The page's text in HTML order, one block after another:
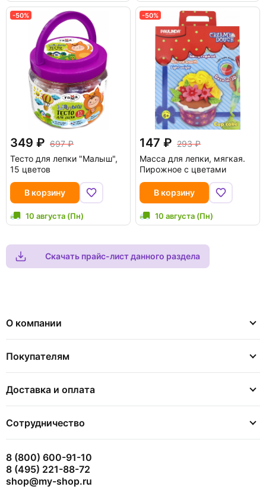
-50%
349
697
Тесто для лепки "Малыш",
15 цветов
В корзину
10 августа (Пн)
-50%
147
293
Масса для лепки, мягкая.
Пирожное с цветами
В корзину
10 августа (Пн)
Скачать прайс-лист данного раздела
О компании
Покупателям
Доставка и оплата
Сотрудничество
8 (800) 600-91-10
8 (495) 221-88-72
shop@my-shop.ru